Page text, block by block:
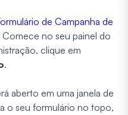
de Campanha de
Comece no seu painel do
clique em
.
aberto em uma janela de
o seu formulário no topo,